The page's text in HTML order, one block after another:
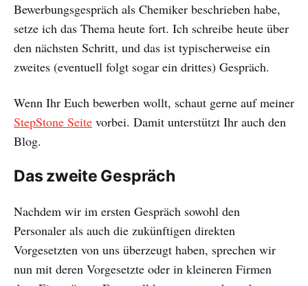
Bewerbungsgespräch als Chemiker beschrieben habe,
setze ich das Thema heute fort. Ich schreibe heute über
den nächsten Schritt, und das ist typischerweise ein
zweites (eventuell folgt sogar ein drittes) Gespräch.
Wenn Ihr Euch bewerben wollt, schaut gerne auf meiner
StepStone Seite vorbei. Damit unterstützt Ihr auch den
Blog.
Das zweite Gespräch
Nachdem wir im ersten Gespräch sowohl den
Personaler als auch die zukünftigen direkten
Vorgesetzten von uns überzeugt haben, sprechen wir
nun mit deren Vorgesetzte oder in kleineren Firmen